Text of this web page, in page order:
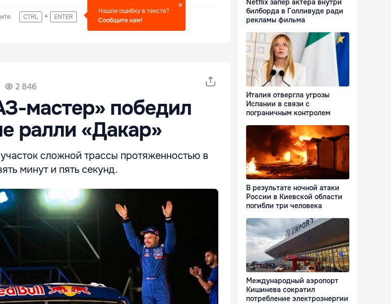
CTRL + ENTER
Нашли ошибку в тексте?
Сообщите нам!
2 846
мастер» победил
ралли «Дакар»
сложной трассы протяженностью в
минут и пять секунд.
Netflix запер актера внутри
билборда в Голливуде ради
рекламы фильма
Италия отвергла угрозы
Испании в связи с
пограничным контролем
В результате ночной атаки
России в Киевской области
погибли три человека
Международный аэропорт
Кишинева сократил
потребление электроэнергии